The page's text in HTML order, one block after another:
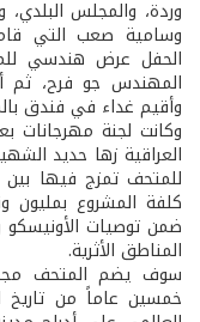
وردة، والمجلس
وسامية صعب التي
الحفل عرض هندسي
المهندس جو فرح، ثم
وأقيم غداء في فندق
وكانت لجنة مهرجانات
العراقية زها حديد
للمتحف تمزج فيها بين
كلفة المشروع بمليون
ضمن توصيات الأونيسكو
المناطق الأثرية.
سوف يضم المتحف
خمسين عاماً من تاريخ